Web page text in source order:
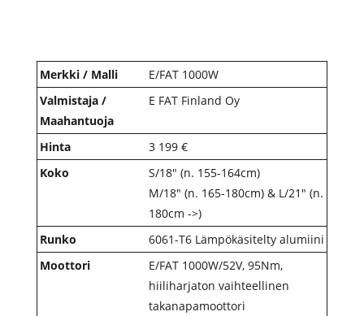
Merkki / Malli
E/FAT 1000W
Valmistaja /
Maahantuoja
E FAT Finland Oy
Hinta
3 199 €
Koko
S/18" (n. 155-164cm)
M/18″ (n. 165-180cm) & L/21″ (n.
180cm ->)
Runko
6061-T6 Lämpökäsitelty alumiini
Moottori
E/FAT 1000W/52V, 95Nm,
hiiliharjaton vaihteellinen
takanapamoottori